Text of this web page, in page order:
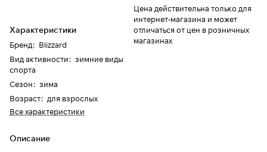
Характеристики
Бренд: Blizzard
Вид активности: зимние виды
спорта
Сезон: зима
Возраст: для взрослых
Все характеристики
Описание
Цена действительна только для
интернет-магазина и может
отличаться от цен в розничных
магазинах